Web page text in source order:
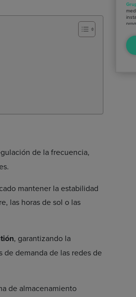
de la frecuencia,
mantener la estabilidad
las horas de sol o las
, garantizando la
demanda de las redes de
de almacenamiento
el